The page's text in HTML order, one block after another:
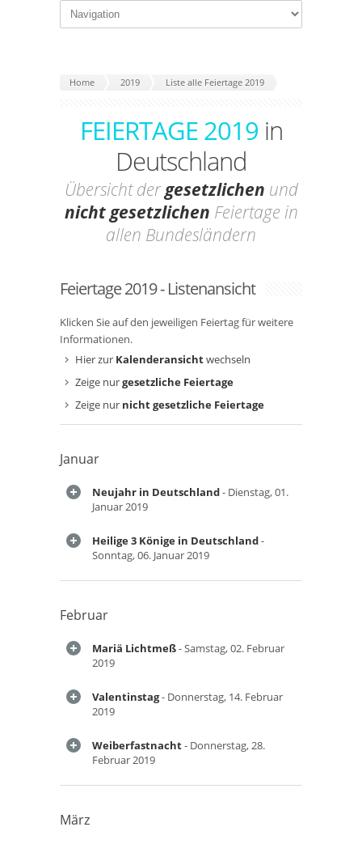
Home 2019 Liste alle Feiertage 2019
FEIERTAGE 2019 in
Deutschland
Übersicht dergesetzlichen und
nicht gesetzlichen Feiertage in
allen Bundesländern
Feiertage 2019 - Listenansicht
Klicken Sie auf den jeweiligen Feiertag für weitere
Informationen.
Hier zur Kalenderansichtwechseln
Zeige nurgesetzliche Feiertage
Zeige nur nicht gesetzliche Feiertage
Januar
Neujahr in Deutschland- Dienstag, 01.
Januar 2019
Heilige 3 Könige in Deutschland-
Sonntag, 06. Januar 2019
Februar
Mariä Lichtmeß- Samstag, 02. Februar
2019
Valentinstag- Donnerstag, 14. Februar
2019
Weiberfastnacht- Donnerstag, 28.
Februar 2019
März